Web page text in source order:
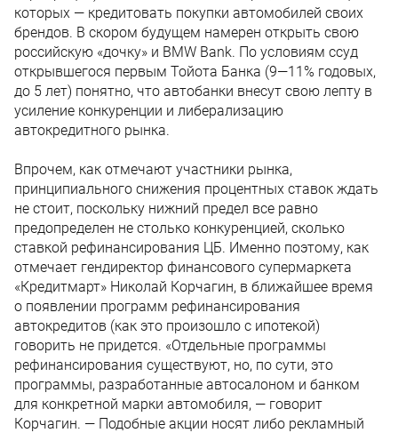
которых — кредитовать покупки автомобилей своих
брендов. В скором будущем намерен открыть свою
российскую «дочку» и BMW Bank. По условиям ссуд
открывшегося первым Тойота Банка (9—11% годовых,
до 5 лет) понятно, что автобанки внесут свою лепту в
усиление конкуренции и либерализацию
автокредитного рынка.
Впрочем, как отмечают участники рынка,
принципиального снижения процентных ставок ждать
не стоит, поскольку нижний предел все равно
предопределен не столько конкуренцией, сколько
ставкой рефинансирования ЦБ. Именно поэтому, как
отмечает гендиректор финансового супермаркета
«Кредитмарт» Николай Корчагин, в ближайшее время
о появлении программ рефинансирования
автокредитов (как это произошло с ипотекой)
говорить не придется. «Отдельные программы
рефинансирования существуют, но, по сути, это
программы, разработанные автосалоном и банком
для конкретной марки автомобиля, — говорит
Корчагин. — Подобные акции носят либо рекламный